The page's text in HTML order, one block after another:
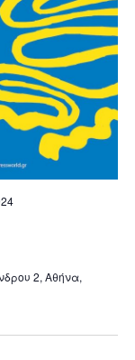
2, Αθήνα,